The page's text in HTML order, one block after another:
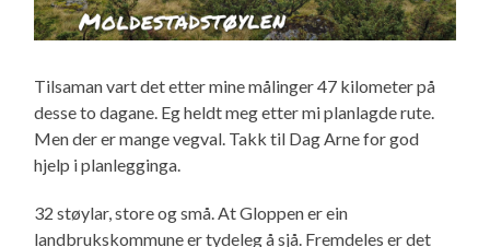
Tilsaman vart det etter mine målinger 47 kilometer på
desse to dagane. Eg heldt meg etter mi planlagde rute.
Men der er mange vegval. Takk til Dag Arne for god
hjelp i planlegginga.
32 støylar, store og små. At Gloppen er ein
landbrukskommune er tydeleg å sjå. Fremdeles er det